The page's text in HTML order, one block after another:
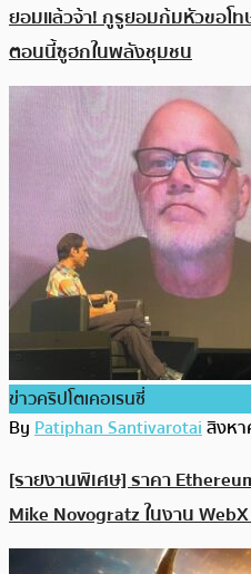
ยอมแล้วจ้า! กูรูยอมก้มหัวขอโท
ตอนนี้ซูฮกในพลังชุมชน
ข่าวคริปโตเคอเรนซี่
ByPatiphan Santivarotaiสิงห
[รายงานพิเศษ] ราคา
Mike Novogratz ในงาน